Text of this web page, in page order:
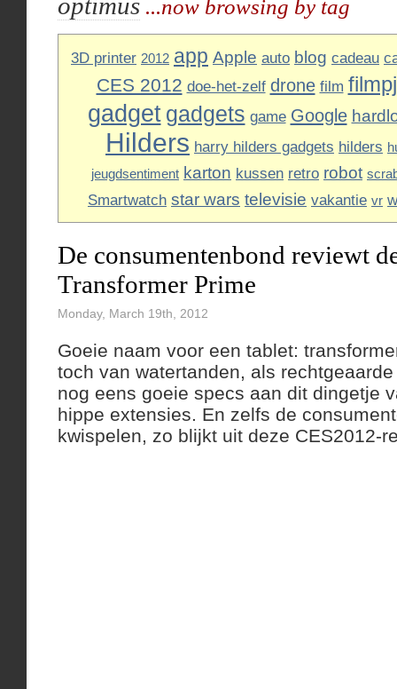
...now browsing by tag
3D printer 2012 app Apple auto blog cadeau
CES 2012 doe-het-zelf drone film
gadget gadgets game Google
Hilders harry hilders gadgets hilders
jeugdsentiment karton kussen retro robot
Smartwatch star wars televisie vakantie vr
De consumentenbond reviewt
Transformer Prime
Monday, March 19th, 2012
Goeie naam voor een tablet:
toch van watertanden, als
nog eens goeie specs aan dit dingetje
hippe extensies. En zelfs de
kwispelen, zo blijkt uit deze CES2012-